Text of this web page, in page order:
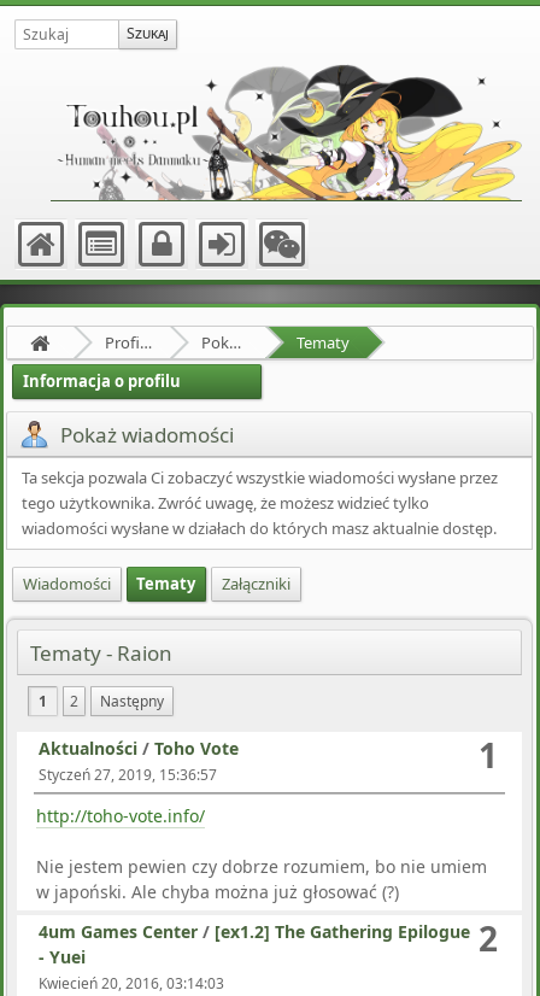
Profil użytkownika Raion Pokaż wiadomości
Tematy
Informacja o profilu
Pokaż wiadomości
Ta sekcja pozwala Ci zobaczyć wszystkie wiadomości wysłane przez
tego użytkownika. Zwróć uwagę, że możesz widzieć tylko
wiadomości wysłane w działach do których masz aktualnie dostęp.
Wiadomości Tematy Załączniki
Tematy - Raion
1 2 Następny
1
Aktualności / Toho Vote
Styczeń 27, 2019, 15:36:57
http://toho-vote.info/
Nie jestem pewien czy dobrze rozumiem, bo nie umiem
w japoński. Ale chyba można już głosować (?)
2
4um Games Center / [ex1.2] The Gathering Epilogue
- Yuei
Kwiecień 20, 2016, 03:14:03